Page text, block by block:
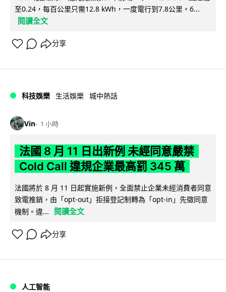
至0.24，每百公里只需12.8 kWh，一度電行到7.8公里。6...
閱讀全文
分享
科技娛樂 生活娛樂 城中熱話
Vin 1 小時
法國 8 月 11 日出新例 未經同意嚴禁
Cold Call 違規企業最高罰 345 萬
法國將於 8 月 11 日起實施新例，全面禁止企業未經消費者同意
致電推銷，由「opt-out」拒接登記制轉為「opt-in」先徵同意
機制。違...
閱讀全文
分享
人工智能